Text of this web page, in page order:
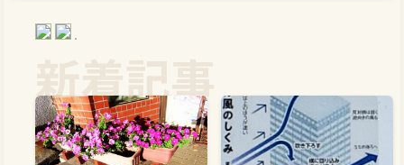
新着記事